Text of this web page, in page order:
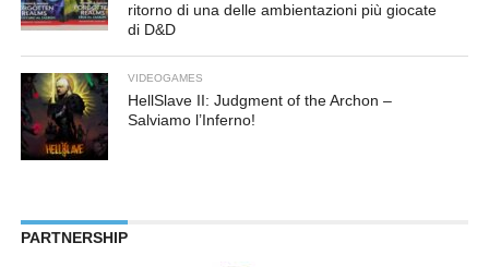
ritorno di una delle ambientazioni più giocate
di D&D
VIDEOGAMES
HellSlave II: Judgment of the Archon –
Salviamo l’Inferno!
PARTNERSHIP